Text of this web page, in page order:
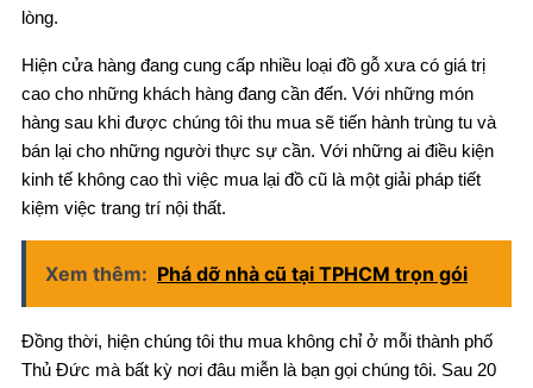
lòng.
Hiện cửa hàng đang cung cấp nhiều loại đồ gỗ xưa có giá trị
cao cho những khách hàng đang cần đến. Với những món
hàng sau khi được chúng tôi thu mua sẽ tiến hành trùng tu và
bán lại cho những người thực sự cần. Với những ai điều kiện
kinh tế không cao thì việc mua lại đồ cũ là một giải pháp tiết
kiệm việc trang trí nội thất.
Xem thêm: Phá dỡ nhà cũ tại TPHCM trọn gói
Đồng thời, hiện chúng tôi thu mua không chỉ ở mỗi thành phố
Thủ Đức mà bất kỳ nơi đâu miễn là bạn gọi chúng tôi. Sau 20